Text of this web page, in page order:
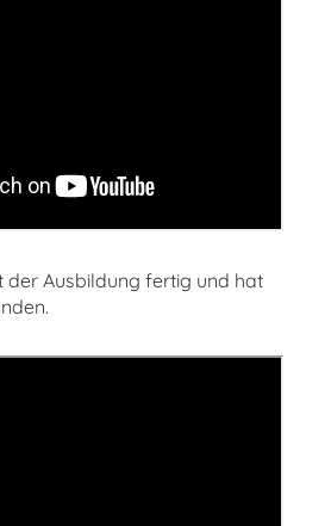
der Ausbildung fertig und hat